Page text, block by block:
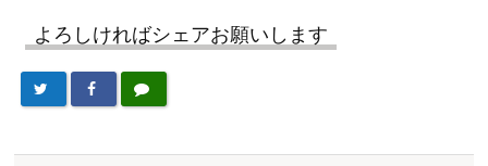
よろしければシェアお願いします